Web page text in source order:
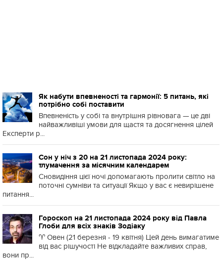
Як набути впевненості та гармонії: 5 питань, які
потрібно собі поставити
Впевненість у собі та внутрішня рівновага — це дві
найважливіші умови для щастя та досягнення цілей
Експерти р...
Сон у ніч з 20 на 21 листопада 2024 року:
тлумачення за місячним календарем
Сновидіння цієї ночі допомагають пролити світло на
поточні сумніви та ситуації Якщо у вас є невирішене
питання...
Гороскоп на 21 листопада 2024 року від Павла
Глоби для всіх знаків Зодіаку
♈️ Овен (21 березня - 19 квітня) Цей день вимагатиме
від вас рішучості Не відкладайте важливих справ,
вони пр...